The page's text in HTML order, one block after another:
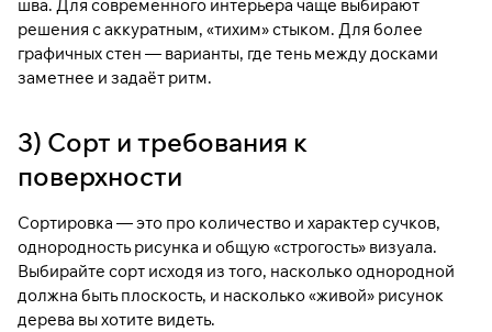
шва. Для современного интерьера чаще выбирают
решения с аккуратным, «тихим» стыком. Для более
графичных стен — варианты, где тень между досками
заметнее и задаёт ритм.
3) Сорт и требования к
поверхности
Сортировка — это про количество и характер сучков,
однородность рисунка и общую «строгость» визуала.
Выбирайте сорт исходя из того, насколько однородной
должна быть плоскость, и насколько «живой» рисунок
дерева вы хотите видеть.